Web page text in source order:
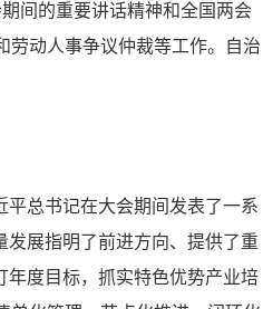
间的重要讲话精神和全国两会
劳动人事争议仲裁等工作。自治
平总书记在大会期间发表了一系
发展指明了前进方向、提供了重
年度目标，抓实特色优势产业培